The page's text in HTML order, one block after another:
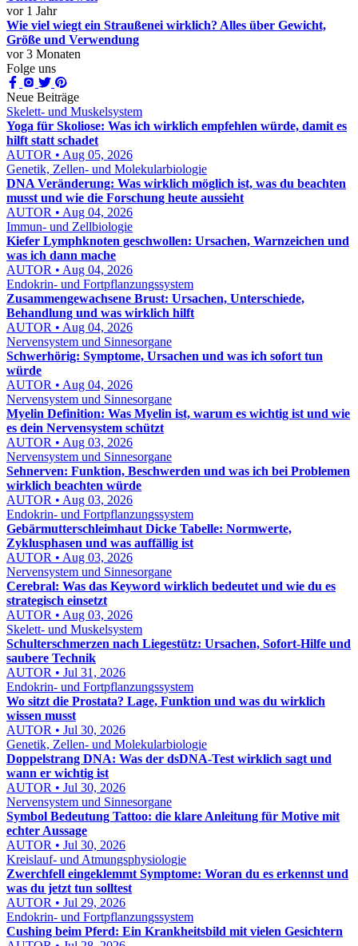
vor 1 Jahr
Wie viel wiegt ein Straußenei wirklich? Alles über Gewicht,
Größe und Verwendung
vor 3 Monaten
Folge uns
Neue Beiträge
Skelett- und Muskelsystem
Yoga für Skoliose: Was ich wirklich empfehlen würde, damit es
hilft statt schadet
AUTOR • Aug 05, 2026
Genetik, Zellen- und Molekularbiologie
DNA Veränderung: Was wirklich möglich ist, was du beachten
musst und wie die Forschung heute aussieht
AUTOR • Aug 04, 2026
Immun- und Zellbiologie
Kiefer Lymphknoten geschwollen: Ursachen, Warnzeichen und
was ich dann mache
AUTOR • Aug 04, 2026
Endokrin- und Fortpflanzungssystem
Zusammengewachsene Brust: Ursachen, Unterschiede,
Behandlung und was wirklich hilft
AUTOR • Aug 04, 2026
Nervensystem und Sinnesorgane
Schwerhörig: Symptome, Ursachen und was ich sofort tun
würde
AUTOR • Aug 04, 2026
Nervensystem und Sinnesorgane
Myelin Definition: Was Myelin ist, warum es wichtig ist und wie
es dein Nervensystem schützt
AUTOR • Aug 03, 2026
Nervensystem und Sinnesorgane
Sehnerven: Funktion, Beschwerden und was ich bei Problemen
wirklich beachten würde
AUTOR • Aug 03, 2026
Endokrin- und Fortpflanzungssystem
Gebärmutterschleimhaut Dicke Tabelle: Normwerte,
Zyklusphasen und was auffällig ist
AUTOR • Aug 03, 2026
Nervensystem und Sinnesorgane
Cerebral: Was das Keyword wirklich bedeutet und wie du es
strategisch einsetzt
AUTOR • Aug 03, 2026
Skelett- und Muskelsystem
Schulterschmerzen nach Liegestütz: Ursachen, Sofort-Hilfe und
saubere Technik
AUTOR • Jul 31, 2026
Endokrin- und Fortpflanzungssystem
Wo sitzt die Prostata? Lage, Funktion und was du wirklich
wissen musst
AUTOR • Jul 30, 2026
Genetik, Zellen- und Molekularbiologie
Doppelstrang DNA: Was der dsDNA-Test wirklich sagt und
wann er wichtig ist
AUTOR • Jul 30, 2026
Nervensystem und Sinnesorgane
Symbol Bedeutung Tattoo: die klare Anleitung für Motive mit
echter Aussage
AUTOR • Jul 30, 2026
Kreislauf- und Atmungsphysiologie
Zwerchfell eingeklemmt Symptome: Woran du es erkennst und
was du jetzt tun solltest
AUTOR • Jul 29, 2026
Endokrin- und Fortpflanzungssystem
Cushing beim Pferd: Ein Krankheitsbild mit vielen Gesichtern